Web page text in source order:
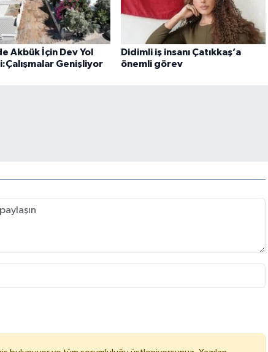
Akbük İçin Dev Yol
Genişliyor
Didimli iş insanı Çatıkkaş’a
önemli görev